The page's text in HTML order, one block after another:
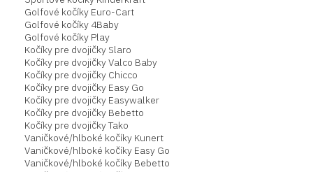
Golfové kočíky Euro-Cart
Golfové kočíky 4Baby
Golfové kočíky Play
Kočíky pre dvojičky Slaro
Kočíky pre dvojičky Valco Baby
Kočíky pre dvojičky Chicco
Kočíky pre dvojičky Easy Go
Kočíky pre dvojičky Easywalker
Kočíky pre dvojičky Bebetto
Kočíky pre dvojičky Tako
Vaničkové/hlboké kočíky Kunert
Vaničkové/hlboké kočíky Easy Go
Vaničkové/hlboké kočíky Bebetto